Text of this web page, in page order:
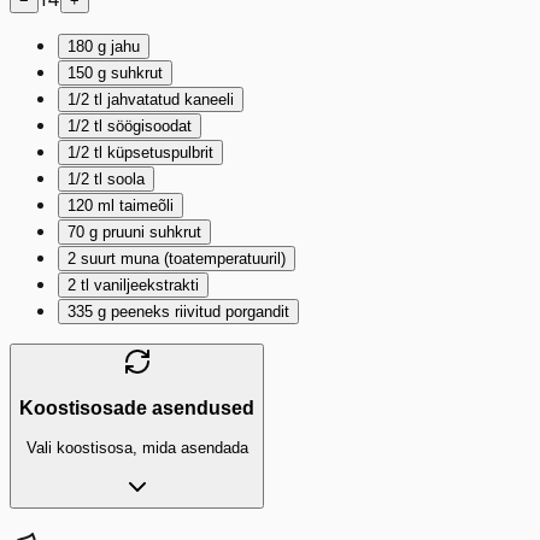
180 g jahu
150 g suhkrut
1/2 tl jahvatatud kaneeli
1/2 tl söögisoodat
1/2 tl küpsetuspulbrit
1/2 tl soola
120 ml taimeõli
70 g pruuni suhkrut
2 suurt muna (toatemperatuuril)
2 tl vaniljeekstrakti
335 g peeneks riivitud porgandit
Koostisosade asendused
Vali koostisosa, mida asendada